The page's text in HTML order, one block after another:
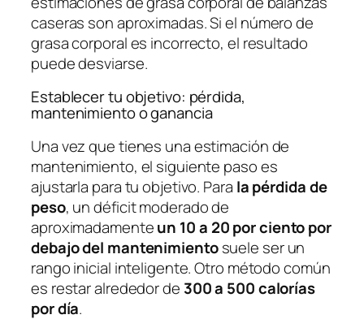
caseras son aproximadas. Si el número de
grasa corporal es incorrecto, el resultado
puede desviarse.
Establecer tu objetivo: pérdida,
mantenimiento o ganancia
Una vez que tienes una estimación de
mantenimiento, el siguiente paso es
ajustarla para tu objetivo. Para la pérdida de
peso, un déficit moderado de
aproximadamenteun 10 a 20 por ciento por
debajo del mantenimientosuele ser un
rango inicial inteligente. Otro método común
es restar alrededor de 300 a 500 calorías
por día.